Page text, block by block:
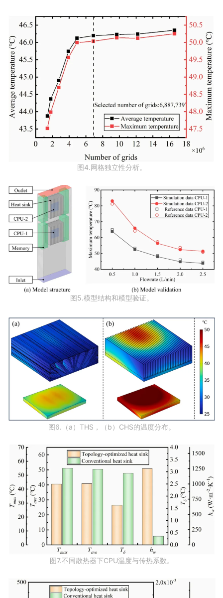
图4.网格独立性分析。
图5.模型结构和模型验证。
图6.（a）THS，（b）CHS的温度分布。
图7.不同散热器下CPU温度与传热系数。